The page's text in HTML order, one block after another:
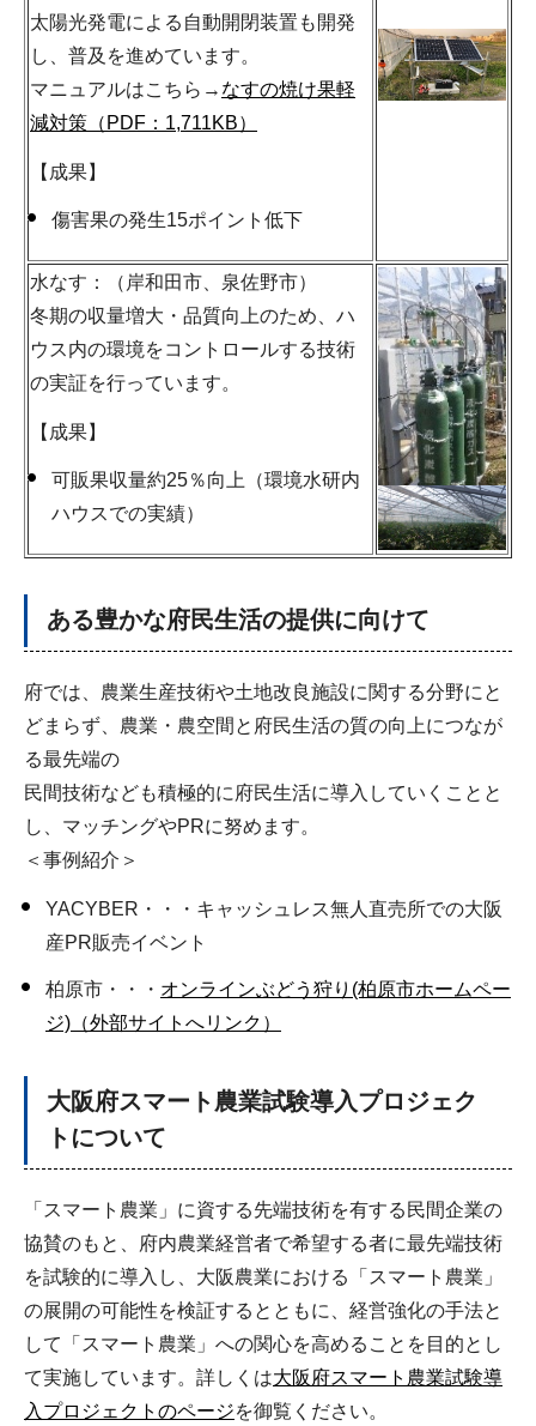
太陽光発電による自動開閉装置も開発
し、普及を進めています。
マニュアルはこちら→ なすの焼け果軽
減対策（PDF：1,711KB）
【成果】
傷害果の発生15ポイント低下
水なす：（岸和田市、泉佐野市）
冬期の収量増大・品質向上のため、ハ
ウス内の環境をコントロールする技術
の実証を行っています。
【成果】
可販果収量約25％向上（環境水研内
ハウスでの実績）
ある豊かな府民生活の提供に向けて
府では、農業生産技術や土地改良施設に関する分野にと
どまらず、農業・農空間と府民生活の質の向上につなが
る最先端の
民間技術なども積極的に府民生活に導入していくことと
し、マッチングやPRに努めます。
＜事例紹介＞
YACYBER・・・キャッシュレス無人直売所での大阪
産PR販売イベント
柏原市・・・ オンラインぶどう狩り(柏原市ホームペー
ジ)（外部サイトへリンク）
大阪府スマート農業試験導入プロジェク
トについて
「スマート農業」に資する先端技術を有する民間企業の
協賛のもと、府内農業経営者で希望する者に最先端技術
を試験的に導入し、大阪農業における「スマート農業」
の展開の可能性を検証するとともに、経営強化の手法と
して「スマート農業」への関心を高めることを目的とし
て実施しています。詳しくは大阪府スマート農業試験導
入プロジェクトのページを御覧ください。